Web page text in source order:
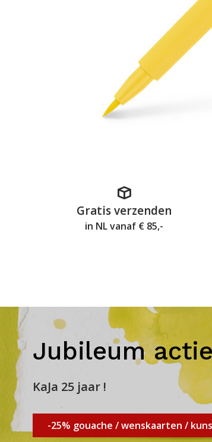
Gratis verzenden
in NL vanaf € 85,-
Jubileum
KaJa 25 jaar !
-25% gouache / wenskaarten /